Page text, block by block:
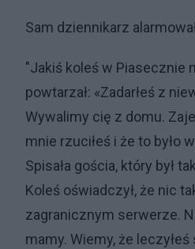
Sam dziennikarz
"Jakiś koleś w Piasecznie
powtarzał: «Zadarłeś z
Wywalimy cię z domu.
mnie rzuciłeś i że to było
Spisała gościa, który był
Koleś oświadczył, że nic
zagranicznym serwerze.
mamy. Wiemy, że